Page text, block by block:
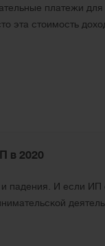
платежи
эта стоимость
в 2020
падения. И если ИП